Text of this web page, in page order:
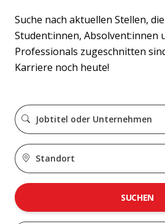
Suche nach aktuellen Stellen,
Student:innen, Absolvent:innen
Professionals zugeschnitten
Karriere noch heute!
SUCHEN